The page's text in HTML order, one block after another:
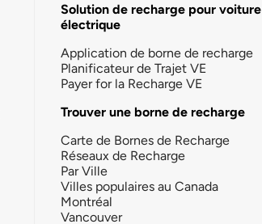
Solution de recharge pour voiture
électrique
Application de borne de recharge
Planificateur de Trajet VE
Payer for la Recharge VE
Trouver une borne de recharge
Carte de Bornes de Recharge
Réseaux de Recharge
Par Ville
Villes populaires au Canada
Montréal
Vancouver